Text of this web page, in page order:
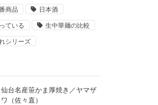
商品 日本酒
ている 生中華麺の比較
シリーズ
仙台名産笹かま厚焼き／ヤマザ
ワ（佐々直）